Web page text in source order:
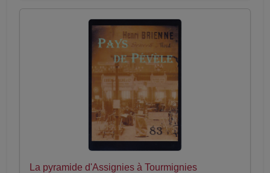
La pyramide d'Assignies à Tourmignies